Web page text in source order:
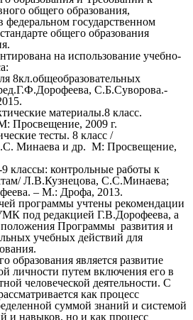
общего образования,
федеральном государственном
общего образования
на использование учебно-
8кл.общеобразовательных
С.Б.Суворова.-
материалы.8 класс.
Просвещение, 2009 г.
тесты. 8 класс /
Минаева и др. М: Просвещение,
классы: контрольные работы к
Л.В.Кузнецова, С.С.Минаева;
– М.: Дрофа, 2013.
программы учтены рекомендации
под редакцией Г.В.Дорофеева, а
Программы развития и
учебных действий для
образования является развитие
личности путем включения его в
человеческой деятельности. С
как процесс
суммой знаний и системой
и навыков, но и как процесс